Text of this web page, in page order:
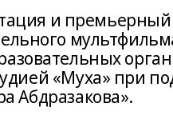
и
«Муха» при
Абдразакова».